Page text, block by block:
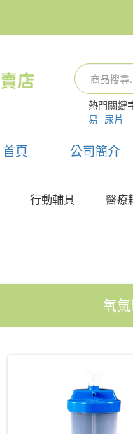
熱門關鍵
易 尿片
首頁 公司簡介
行動輔具 醫療
氧